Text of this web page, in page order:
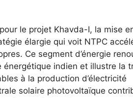
le projet Khavda-I, la mise
élargie qui voit NTPC
Ce segment d’énergie
indien et illustre la
à la production d’électricité
solaire photovoltaïque